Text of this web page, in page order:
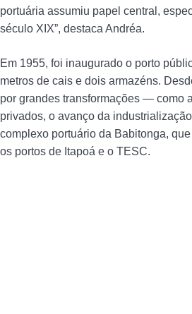
portuária assumiu papel central,
século XIX”, destaca Andréa.
Em 1955, foi inaugurado o porto
metros de cais e dois armazéns.
por grandes transformações — como
privados, o avanço da
complexo portuário da Babitonga,
os portos de Itapoá e o TESC.